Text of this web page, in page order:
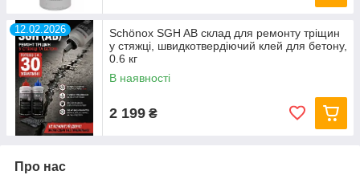
12.02.2026
Schönox SGH AB склад для ремонту тріщин
у стяжці, швидкотвердіючий клей для бетону,
0.6 кг
В наявності
2 199 ₴
Про нас